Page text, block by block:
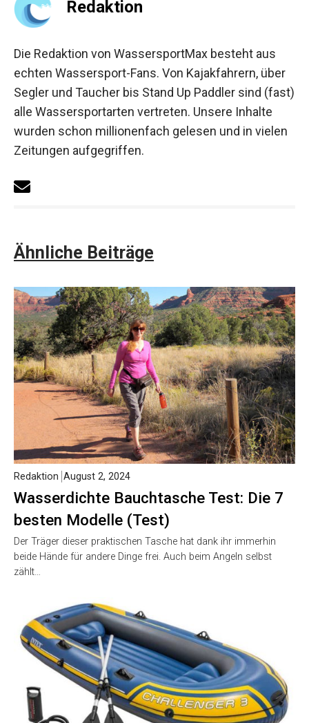
Redaktion
Die Redaktion von WassersportMax besteht aus
echten Wassersport-Fans. Von Kajakfahrern, über
Segler und Taucher bis Stand Up Paddler sind (fast)
alle Wassersportarten vertreten. Unsere Inhalte
wurden schon millionenfach gelesen und in vielen
Zeitungen aufgegriffen.
Ähnliche Beiträge
Wasserdichte Bauchtasche Test: Die 7
besten Modelle (Test)
Redaktion August 2, 2024
Der Träger dieser praktischen Tasche hat dank ihr immerhin
beide Hände für andere Dinge frei. Auch beim Angeln selbst
zählt…